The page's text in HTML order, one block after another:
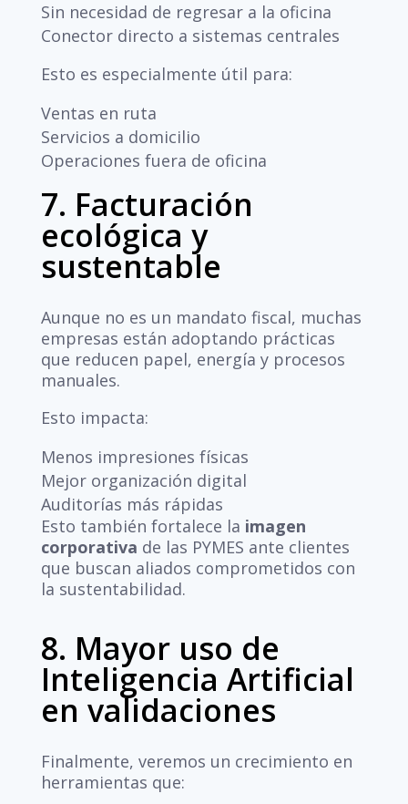
Sin necesidad de regresar a la oficina
Conector directo a sistemas centrales
Esto es especialmente útil para:
Ventas en ruta
Servicios a domicilio
Operaciones fuera de oficina
7. Facturación
ecológica y
sustentable
Aunque no es un mandato fiscal, muchas
empresas están adoptando prácticas
que reducen papel, energía y procesos
manuales.
Esto impacta:
Menos impresiones físicas
Mejor organización digital
Auditorías más rápidas
Esto también fortalece la imagen
corporativa de las PYMES ante clientes
que buscan aliados comprometidos con
la sustentabilidad.
8. Mayor uso de
Inteligencia Artificial
en validaciones
Finalmente, veremos un crecimiento en
herramientas que: